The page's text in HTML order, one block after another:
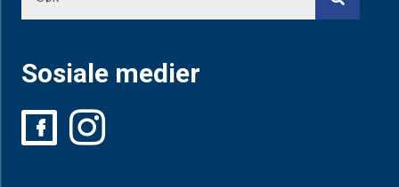
Sosiale medier